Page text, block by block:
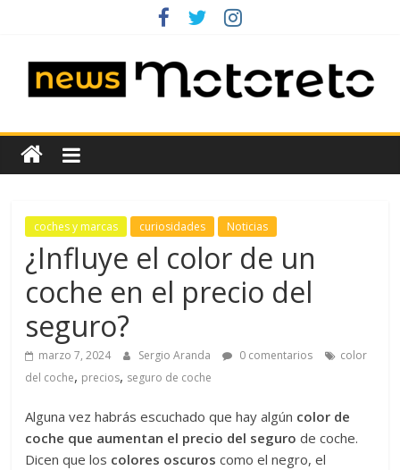
News
Motoreto
Noticias
coches
de
ocasión
coches y marcas curiosidades Noticias
¿Influye el color de un
coche en el precio del
seguro?
marzo 7, 2024 Sergio Aranda 0 comentarios
color
del coche, precios, seguro de coche
Alguna vez habrás escuchado que hay algún color de
coche que aumentan el precio del seguro de coche.
Dicen que los colores oscuros como el negro, el